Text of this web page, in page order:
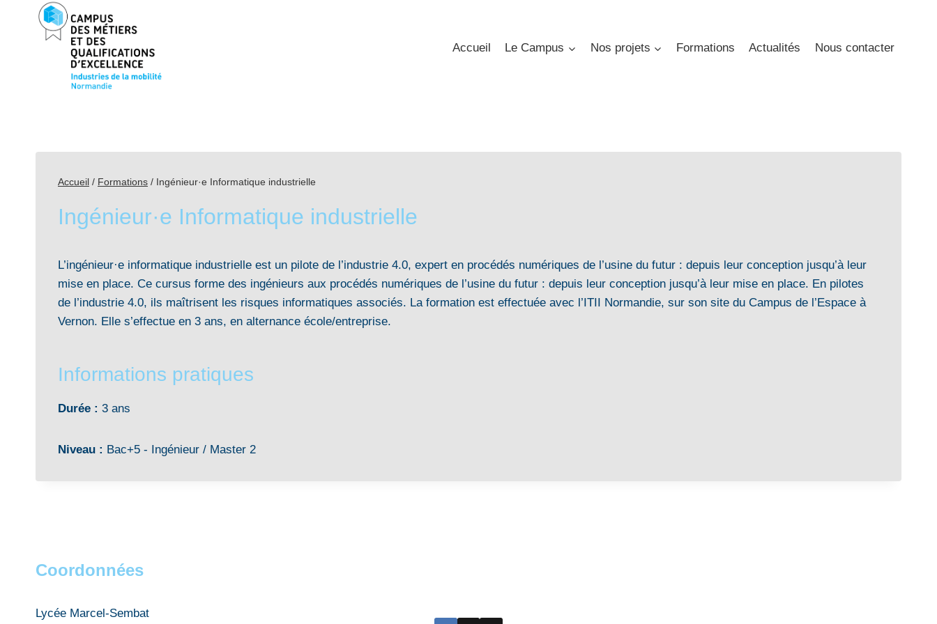
Accueil Le Campus Nos projets Formations Actualités Nous contacter
Accueil / Formations / Ingénieur·e Informatique industrielle
Ingénieur·e Informatique industrielle
L’ingénieur·e informatique industrielle est un pilote de l’industrie 4.0, expert en procédés numériques de l’usine du futur : depuis leur conception jusqu’à leur
mise en place. Ce cursus forme des ingénieurs aux procédés numériques de l’usine du futur : depuis leur conception jusqu’à leur mise en place. En pilotes
de l’industrie 4.0, ils maîtrisent les risques informatiques associés. La formation est effectuée avec l’ITII Normandie, sur son site du Campus de l’Espace à
Vernon. Elle s’effectue en 3 ans, en alternance école/entreprise.
Informations pratiques
Durée : 3 ans
Niveau : Bac+5 - Ingénieur / Master 2
Coordonnées
Lycée Marcel-Sembat